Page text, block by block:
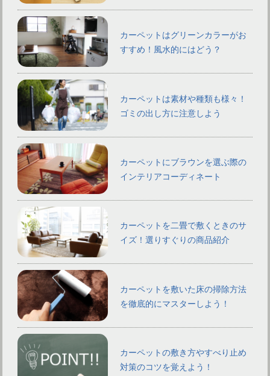
カーペットはグリーンカラーがお
すすめ！風水的にはどう？
カーペットは素材や種類も様々！
ゴミの出し方に注意しよう
カーペットにブラウンを選ぶ際の
インテリアコーディネート
カーペットを二畳で敷くときのサ
イズ！選りすぐりの商品紹介
カーペットを敷いた床の掃除方法
を徹底的にマスターしよう！
カーペットの敷き方やすべり止め
対策のコツを覚えよう！